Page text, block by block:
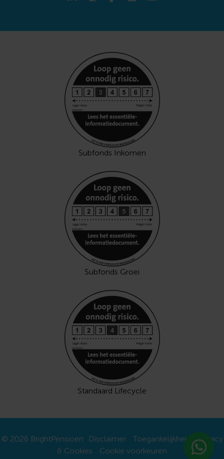
Subfonds Inkomen
Subfonds Groei
Standaard Lifecycle
© 2026 BrightPensioen Disclaimer Toegankelijkheid
Privacy
& Cookies
Cookie voorkeuren